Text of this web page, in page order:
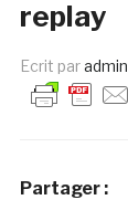
replay
Ecrit paradmin
Partager :